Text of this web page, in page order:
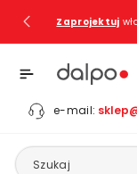
TreściZaprojektuj
e-mail:
Szukaj